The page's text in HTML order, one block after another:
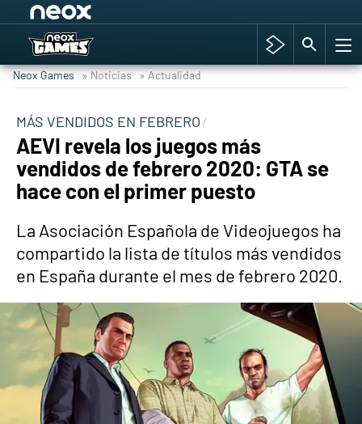
Hyrule Warriors: La Era del Cataclismo
Cyberpunk 2077
Hyrule Warriors
Asia peculiar tradición
Neox Games » Noticias » Actualidad
MÁS VENDIDOS EN FEBRERO
AEVI revela los juegos más
vendidos de febrero 2020: GTA se
hace con el primer puesto
La Asociación Española de Videojuegos ha
compartido la lista de títulos más vendidos
en España durante el mes de febrero 2020.